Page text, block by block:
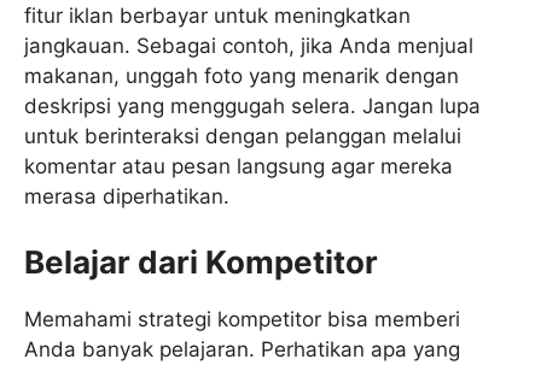
fitur iklan berbayar untuk meningkatkan
jangkauan. Sebagai contoh, jika Anda menjual
makanan, unggah foto yang menarik dengan
deskripsi yang menggugah selera. Jangan lupa
untuk berinteraksi dengan pelanggan melalui
komentar atau pesan langsung agar mereka
merasa diperhatikan.
Belajar dari Kompetitor
Memahami strategi kompetitor bisa memberi
Anda banyak pelajaran. Perhatikan apa yang